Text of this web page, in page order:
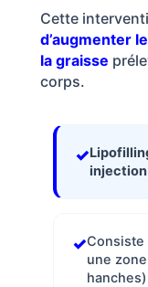
Nos
articles
Avant
/
Devis
Gratuit
Cette
d’augmenter
la graisse
corps.
injection
Consiste
une